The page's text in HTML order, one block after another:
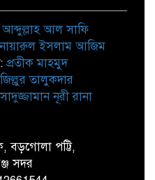
আব্দুল্লাহ আল সাফি
ইসলাম আজিম
: প্রতীক মাহমুদ
জিল্লুর তালুকদার
নূরী রানা
বড়গোলা পট্টি,
সদর